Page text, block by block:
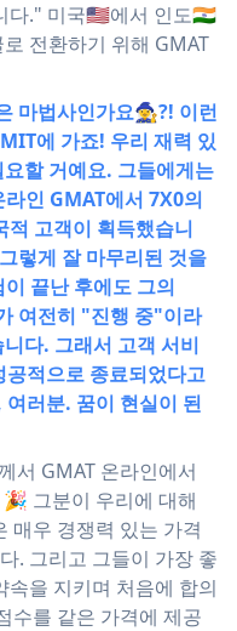
다." 미국🇺🇸에서 인도🇮🇳
전환하기 위해 GMAT
마법사인가요🧙‍♀️?! 이런
에 가죠! 우리 재력 있
할 거예요. 그들에게는
인 GMAT에서 7X0의
적 고객이 획득했습니
렇게 잘 마무리된 것을
끝난 후에도 그의
여전히 "진행 중"이라
다. 그래서 고객 서비
적으로 종료되었다고
러분. 꿈이 현실이 된
서 GMAT 온라인에서
그분이 우리에 대해
매우 경쟁력 있는 가격
. 그리고 그들이 가장 좋
을 지키며 처음에 합의
수를 같은 가격에 제공